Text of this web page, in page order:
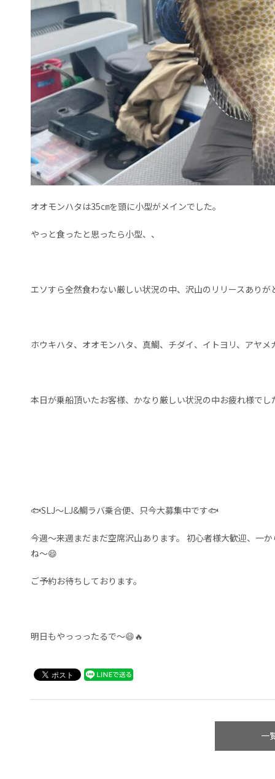
オオモンハタは35㎝を頭に小型がメインでした。
やっと食ったと思ったら小型、、
エソすら全然食わない厳しい状況の中、沢山のリリースありが
ホウキハタ、オオモンハタ、真鯛、チダイ、イトヨリ、アヤ
本日が乗船頂いたお客様、かなり厳しい状況の中お疲れ様でし
🐟️SLJ～LJ&鯛ラバ乗合便、只今大募集中です🐟
今週～来週まだまだ空席沢山あります。 初心者様大歓迎、一
ね〜😄
ご予約お待ちしております。
明日もやっっったるで〜😄🔥
一